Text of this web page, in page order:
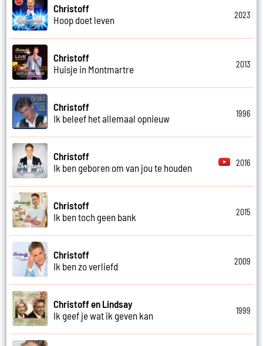
Christoff
Hoop doet leven
2023
Christoff
Huisje in Montmartre
2013
Christoff
Ik beleef het allemaal opnieuw
1996
Christoff
Ik ben geboren om van jou te houden
2016
Christoff
Ik ben toch geen bank
2015
Christoff
Ik ben zo verliefd
2009
Christoff en Lindsay
Ik geef je wat ik geven kan
1999